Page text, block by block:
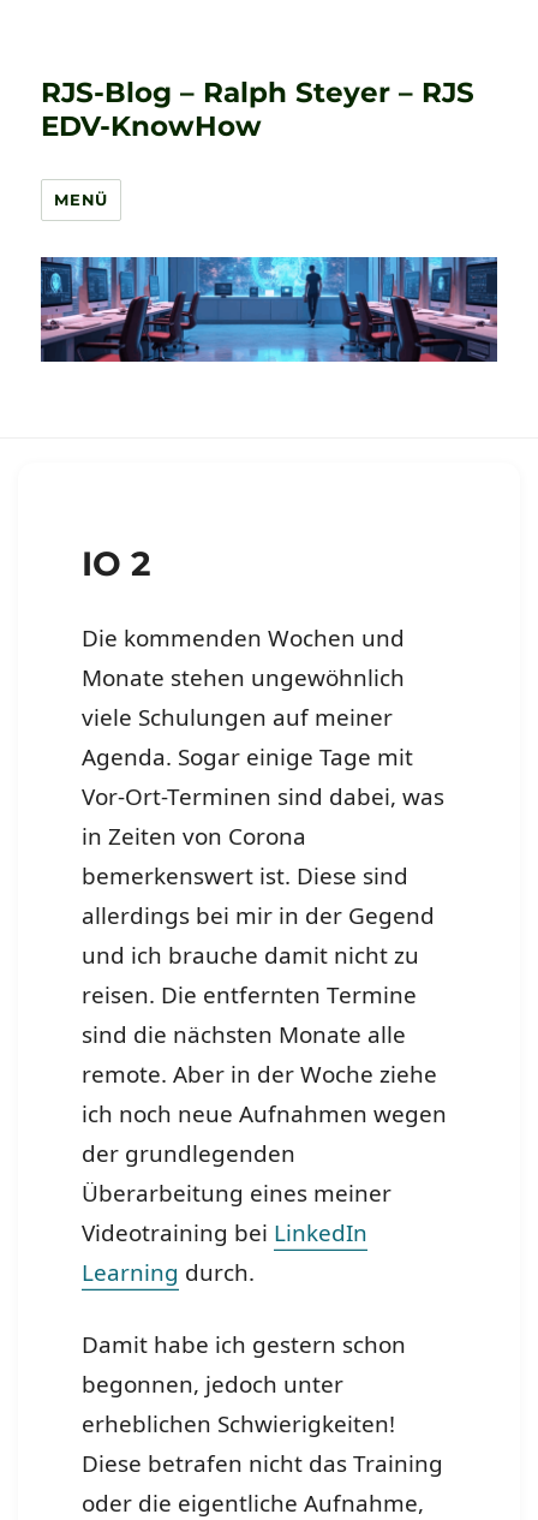
RJS-Blog – Ralph Steyer – RJS
EDV-KnowHow
MENÜ
IO 2
Die kommenden Wochen und
Monate stehen ungewöhnlich
viele Schulungen auf meiner
Agenda. Sogar einige Tage mit
Vor-Ort-Terminen sind dabei, was
in Zeiten von Corona
bemerkenswert ist. Diese sind
allerdings bei mir in der Gegend
und ich brauche damit nicht zu
reisen. Die entfernten Termine
sind die nächsten Monate alle
remote. Aber in der Woche ziehe
ich noch neue Aufnahmen wegen
der grundlegenden
Überarbeitung eines meiner
Videotraining bei LinkedIn
Learning durch.
Damit habe ich gestern schon
begonnen, jedoch unter
erheblichen Schwierigkeiten!
Diese betrafen nicht das Training
oder die eigentliche Aufnahme,